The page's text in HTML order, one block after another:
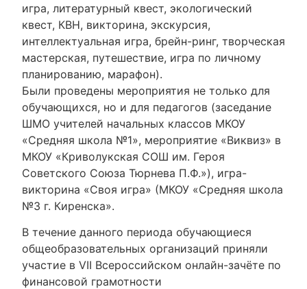
игра, литературный квест, экологический
квест, КВН, викторина, экскурсия,
интеллектуальная игра, брейн-ринг, творческая
мастерская, путешествие, игра по личному
планированию, марафон).
Были проведены мероприятия не только для
обучающихся, но и для педагогов (заседание
ШМО учителей начальных классов МКОУ
«Средняя школа №1», мероприятие «Виквиз» в
МКОУ «Криволукская СОШ им. Героя
Советского Союза Тюрнева П.Ф.»), игра-
викторина «Своя игра» (МКОУ «Средняя школа
№3 г. Киренска».
В течение данного периода обучающиеся
общеобразовательных организаций приняли
участие в VII Всероссийском онлайн-зачёте по
финансовой грамотности